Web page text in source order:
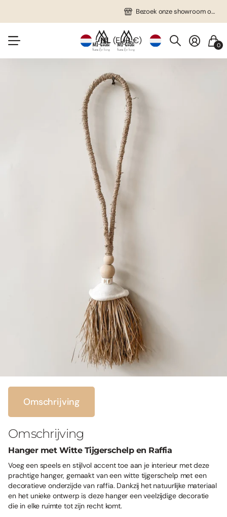
Bezoek onze showroom op afspraak!
NL(EUR €) 0
Omschrijving
Omschrijving
Hanger met Witte Tijgerschelp en Raffia
Voeg een speels en stijlvol accent toe aan je interieur met deze
prachtige hanger, gemaakt van een witte tijgerschelp met een
decoratieve onderzijde van raffia. Dankzij het natuurlijke materiaal
en het unieke ontwerp is deze hanger een veelzijdige decoratie
die in elke ruimte tot zijn recht komt.